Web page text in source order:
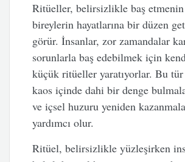
Ritüeller, belirsizlikle baş etmenin
bireylerin hayatlarına bir düzen
görür. İnsanlar, zor zamandalar
sorunlarla baş edebilmek için
küçük ritüeller yaratıyorlar. Bu
kaos içinde dahi bir denge
ve içsel huzuru yeniden
yardımcı olur.
Ritüel, belirsizlikle yüzleşirken